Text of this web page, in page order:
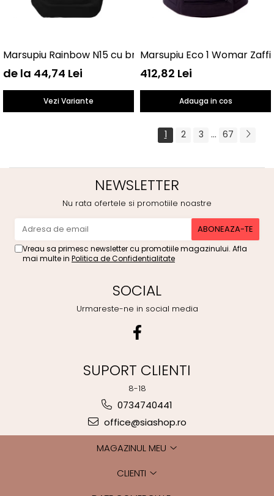
Marsupiu Rainbow N15 cu broderie Womar Zaffiro AN-
de la 44,74 Lei
Vezi Variante
Marsupiu Eco 1 Womar
412,82 Lei
Adauga in cos
1 2 3 ... 67
NEWSLETTER
Nu rata ofertele si promotiile noastre
Vreau sa primesc newsletter cu promotiile magazinului. Afla
mai multe in Politica de Confidentialitate
SOCIAL
Urmareste-ne in social media
SUPORT CLIENTI
8-18
0734740441
office@siashop.ro
MAGAZINUL MEU
CLIENTI